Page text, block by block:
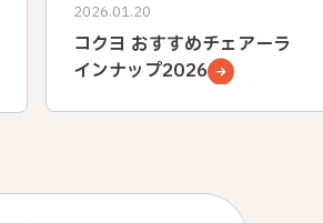
2026.01.20
コクヨ おすすめチェアーラ
インナップ2026